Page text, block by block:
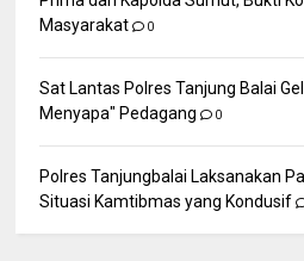
Masyarakat
0
Sat Lantas Polres Tanjung Balai
Menyapa" Pedagang
0
Polres Tanjungbalai Laksanakan
Situasi Kamtibmas yang Kondusif